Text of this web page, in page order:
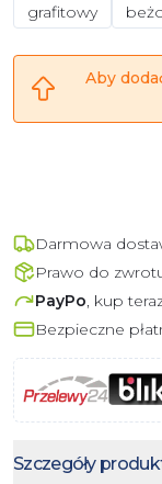
grafitowy
Aby
Darmowa
Prawo do
PayPo, kup
Bezpieczne
Szczegóły